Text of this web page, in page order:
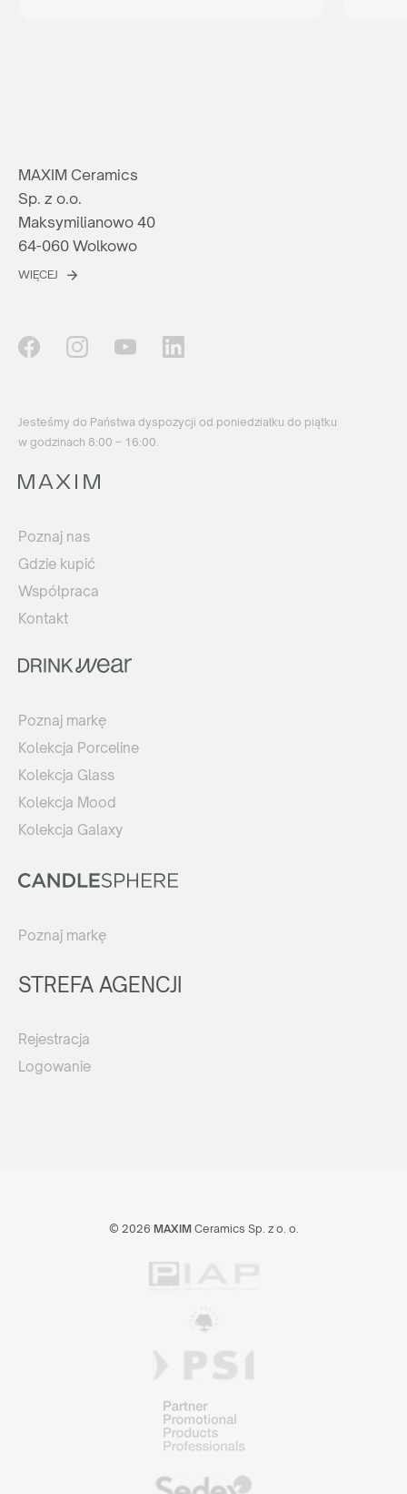
MAXIM Ceramics
Sp. z o.o.
Maksymilianowo 40
64-060 Wolkowo
WIĘCEJ
Jesteśmy do Państwa dyspozycji od poniedziałku do piątku
w godzinach 8:00 – 16:00.
Poznaj nas
Gdzie kupić
Współpraca
Kontakt
Poznaj markę
Kolekcja Porceline
Kolekcja Glass
Kolekcja Mood
Kolekcja Galaxy
Poznaj markę
STREFA AGENCJI
Rejestracja
Logowanie
© 2026 MAXIMCeramics Sp. z o. o.